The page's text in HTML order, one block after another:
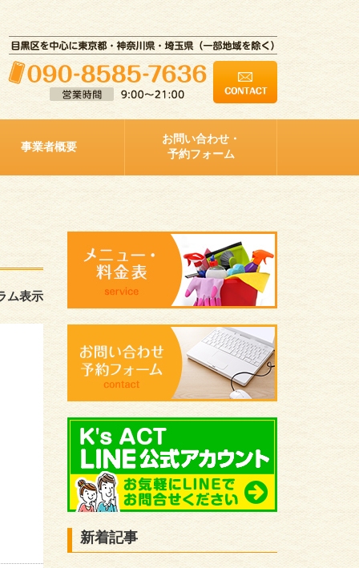
事業者概要
お問い合わせ・
予約フォーム
ム表示
新着記事